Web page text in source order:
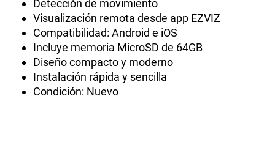
Detección de movimiento
Visualización remota desde app EZVIZ
Compatibilidad: Android e iOS
Incluye memoria MicroSD de 64GB
Diseño compacto y moderno
Instalación rápida y sencilla
Condición: Nuevo